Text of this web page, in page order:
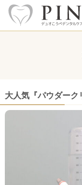
大人気『パウダーク